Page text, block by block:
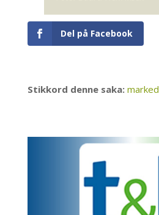
Del på Facebook
Stikkord denne saka: marked